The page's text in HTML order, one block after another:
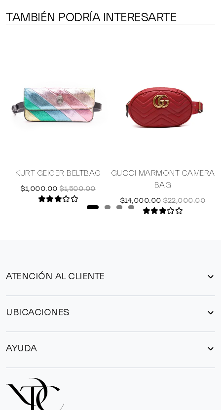
TAMBIÉN PODRÍA INTERESARTE
KURT GEIGER BELTBAG
$1,000.00 $1,500.00
GUCCI MARMONT CAMERA
BAG
$14,000.00 $22,000.00
ATENCIÓN AL CLIENTE
UBICACIONES
AYUDA